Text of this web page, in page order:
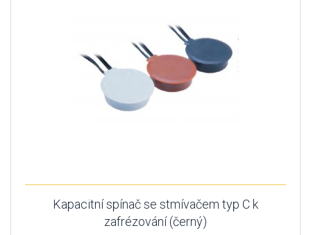
Kapacitní spínač se stmívačem typ C k
zafrézování (černý)